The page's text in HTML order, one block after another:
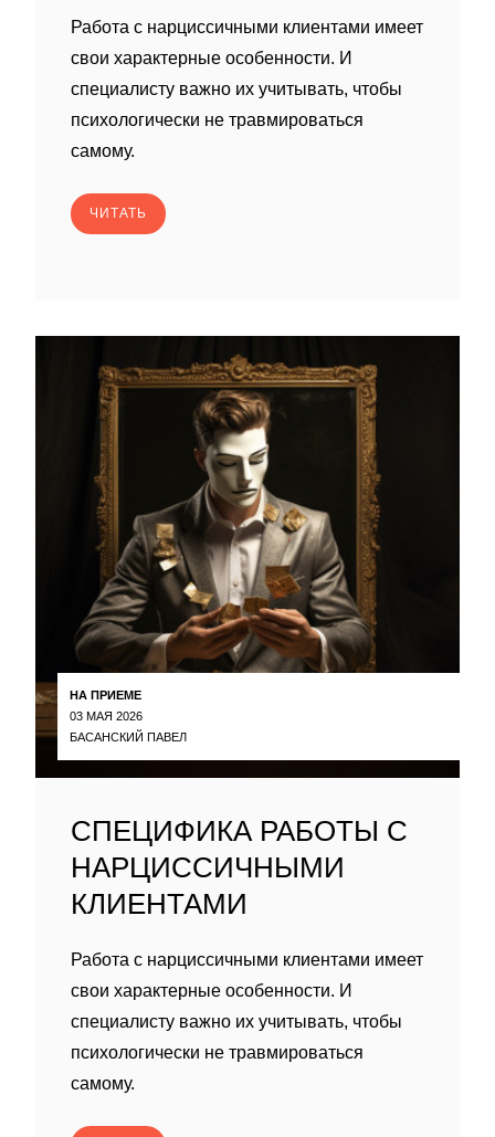
Работа с нарциссичными клиентами имеет
свои характерные особенности. И
специалисту важно их учитывать, чтобы
психологически не травмироваться
самому.
ЧИТАТЬ
НА ПРИЕМЕ
03 МАЯ 2026
БАСАНСКИЙ ПАВЕЛ
СПЕЦИФИКА РАБОТЫ С
НАРЦИССИЧНЫМИ
КЛИЕНТАМИ
Работа с нарциссичными клиентами имеет
свои характерные особенности. И
специалисту важно их учитывать, чтобы
психологически не травмироваться
самому.